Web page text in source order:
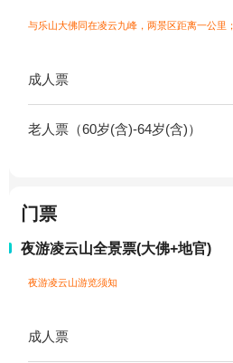
与乐山大佛同在凌云九峰，两景区距离一公里；
成人票
老人票（60岁(含)-64岁(含)）
门票
夜游凌云山全景票(大佛+地官)
夜游凌云山游览须知
成人票